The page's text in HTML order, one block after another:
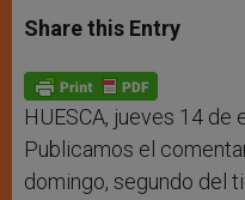
t
s
p
p
s
e
g
e
e
b
o
k
Share this Entry
HUESCA, jueves 14 de
Publicamos el
domingo, segundo del